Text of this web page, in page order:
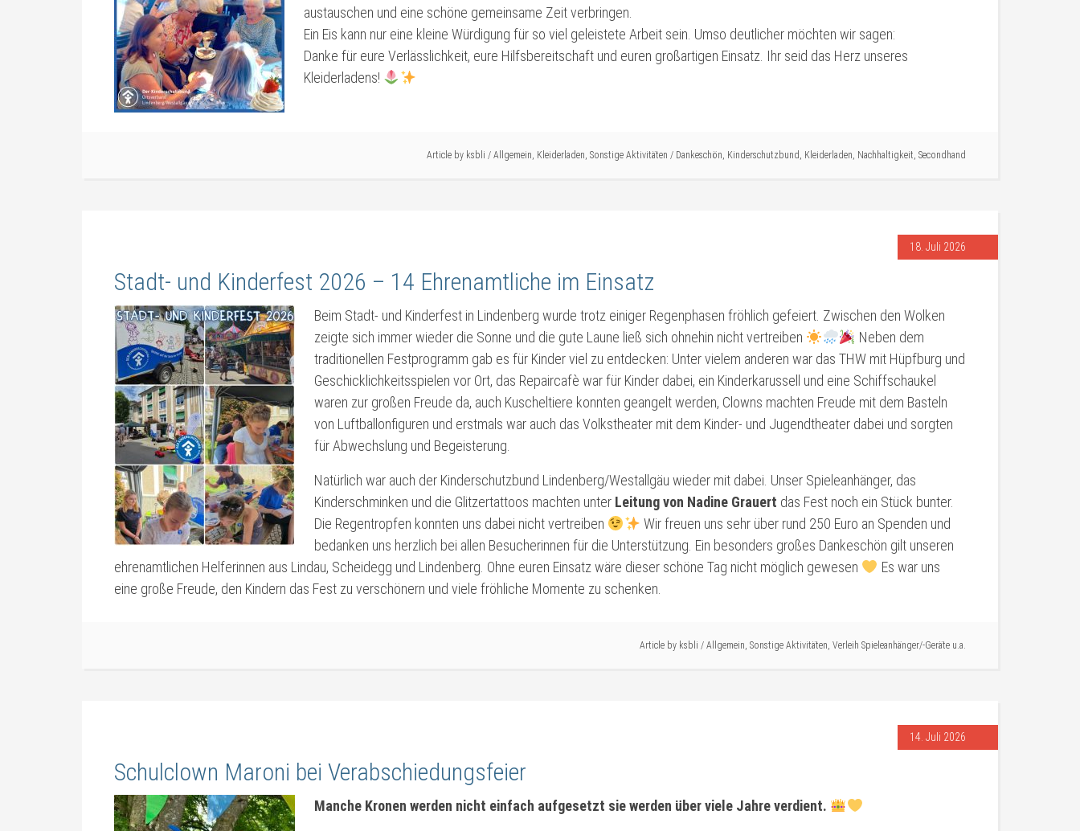
austauschen und eine schöne gemeinsame Zeit verbringen.
Ein Eis kann nur eine kleine Würdigung für so viel geleistete Arbeit sein. Umso deutlicher möchten wir sagen:
Danke für eure Verlässlichkeit, eure Hilfsbereitschaft und euren großartigen Einsatz. Ihr seid das Herz unseres
Kleiderladens!
Article by ksbli / Allgemein, Kleiderladen, Sonstige Aktivitäten / Dankeschön, Kinderschutzbund , Kleiderladen, Nachhaltigkeit, Secondhand
18. Juli 2026
Stadt- und Kinderfest 2026 – 14 Ehrenamtliche im Einsatz
Beim Stadt- und Kinderfest in Lindenberg wurde trotz einiger Regenphasen fröhlich gefeiert. Zwischen den Wolken
zeigte sich immer wieder die Sonne und die gute Laune ließ sich ohnehin nicht vertreiben
Neben dem
traditionellen Festprogramm gab es für Kinder viel zu entdecken: Unter vielem anderen war das THW mit Hüpfburg und
Geschicklichkeitsspielen vor Ort, das Repaircafè war für Kinder dabei, ein Kinderkarussell und eine Schiffschaukel
waren zur großen Freude da, auch Kuscheltiere konnten geangelt werden, Clowns machten Freude mit dem Basteln
von Luftballonfiguren und erstmals war auch das Volkstheater mit dem Kinder- und Jugendtheater dabei und sorgten
für Abwechslung und Begeisterung.
Natürlich war auch der Kinderschutzbund Lindenberg/Westallgäu wieder mit dabei. Unser Spieleanhänger, das
Kinderschminken und die Glitzertattoos machten unter Leitung von Nadine Grauert das Fest noch ein Stück bunter.
Die Regentropfen konnten uns dabei nicht vertreiben
Wir freuen uns sehr über rund 250 Euro an Spenden und
bedanken uns herzlich bei allen Besucherinnen für die Unterstützung. Ein besonders großes Dankeschön gilt unseren
ehrenamtlichen Helferinnen aus Lindau, Scheidegg und Lindenberg. Ohne euren Einsatz wäre dieser schöne Tag nicht möglich gewesen
Es war uns
eine große Freude, den Kindern das Fest zu verschönern und viele fröhliche Momente zu schenken.
Article by ksbli / Allgemein, Sonstige Aktivitäten, Verleih Spieleanhänger/-Geräte u.a.
14. Juli 2026
Schulclown Maroni bei Verabschiedungsfeier
Manche Kronen werden nicht einfach aufgesetzt sie werden über viele Jahre verdient.